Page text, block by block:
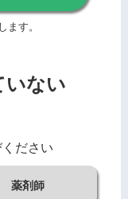
す。
いない
ださい
薬剤師